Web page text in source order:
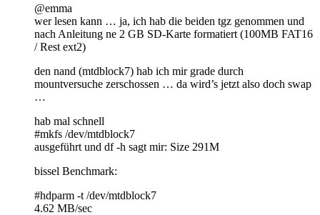
@emma
wer lesen kann … ja, ich hab die beiden tgz genommen und
nach Anleitung ne 2 GB SD-Karte formatiert (100MB FAT16
/ Rest ext2)
den nand (mtdblock7) hab ich mir grade durch
mountversuche zerschossen … da wird’s jetzt also doch swap
…
hab mal schnell
#mkfs /dev/mtdblock7
ausgeführt und df -h sagt mir: Size 291M
bissel Benchmark:
#hdparm -t /dev/mtdblock7
4.62 MB/sec